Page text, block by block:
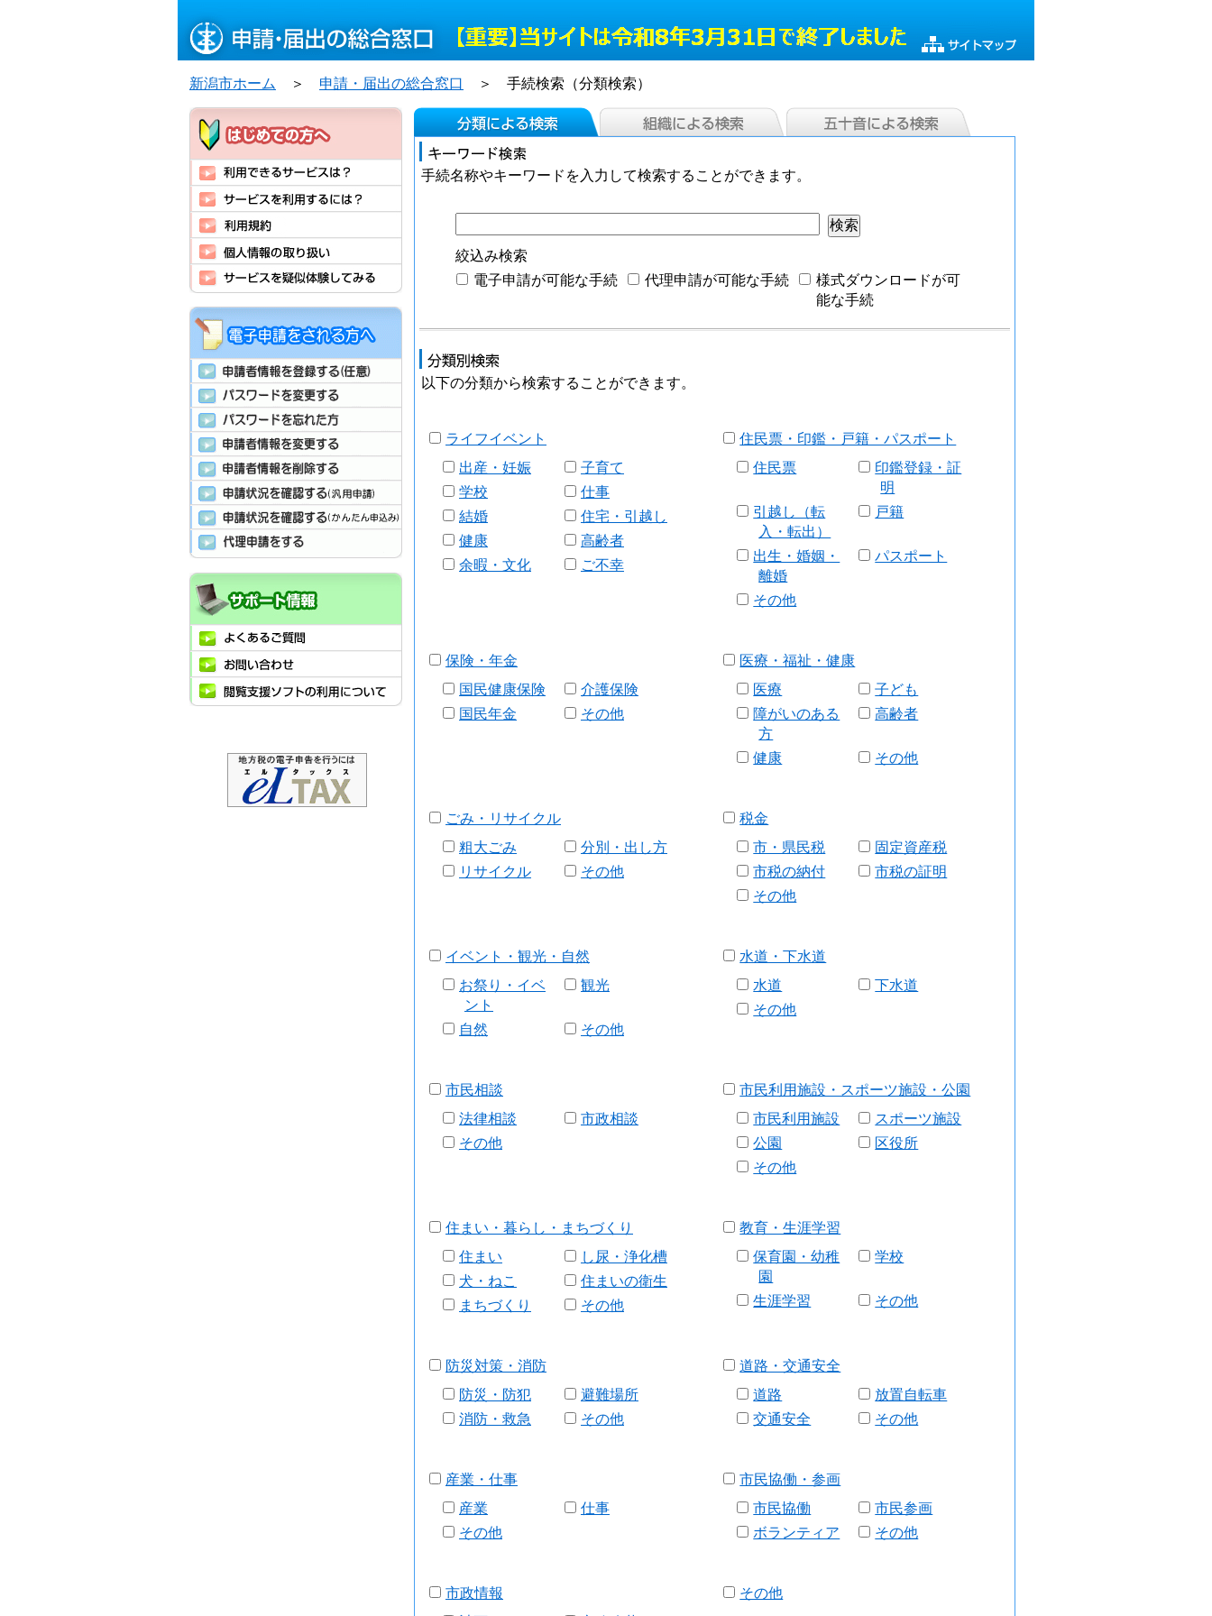
新潟市ホーム ＞ 申請・届出の総合窓口 ＞ 手続検索（分類検索）
手続名称やキーワードを入力して検索することができます。
絞込み検索
電子申請が可能な手続
代理申請が可能な手続
様式ダウンロードが可
能な手続
以下の分類から検索することができます。
ライフイベント
出産・妊娠
子育て
学校
仕事
結婚
住宅・引越し
健康
高齢者
余暇・文化
ご不幸
住民票・印鑑・戸籍・パスポート
住民票
印鑑登録・証
明
引越し（転
入・転出）
戸籍
出生・婚姻・
離婚
パスポート
その他
保険・年金
国民健康保険
介護保険
国民年金
その他
医療・福祉・健康
医療
子ども
障がいのある
方
高齢者
健康 その他
ごみ・リサイクル
粗大ごみ
分別・出し方
リサイクル
その他
税金
市・県民税
固定資産税
市税の納付
市税の証明
その他
イベント・観光・自然
お祭り・イベ
ント
観光
自然 その他
水道・下水道
水道
下水道
その他
市民相談
法律相談
市政相談
その他
市民利用施設・スポーツ施設・公園
市民利用施設
スポーツ施設
公園
区役所
その他
住まい・暮らし・まちづくり
住まい
し尿・浄化槽
犬・ねこ
住まいの衛生
まちづくり
その他
教育・生涯学習
保育園・幼稚
園
学校
生涯学習 その他
防災対策・消防
防災・防犯
避難場所
消防・救急
その他
道路・交通安全
道路
放置自転車
交通安全
その他
産業・仕事
産業
仕事
その他
市民協働・参画
市民協働
市民参画
ボランティア
その他
市政情報
その他